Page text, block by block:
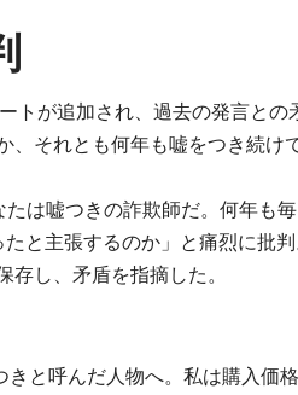
トが追加され、過去の発言との
、それとも何年も嘘をつき続け
は嘘つきの詐欺師だ。何年も
と主張するのか」と痛烈に批
し、矛盾を指摘した。
と呼んだ人物へ。私は購入価